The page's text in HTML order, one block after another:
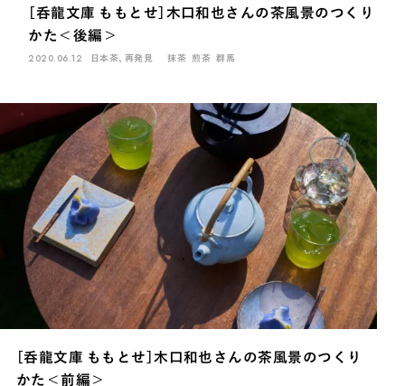
INTERVIEW
Ocha SURU? Lab.
PAUSE & INSPIRE
ファーストプレイスで、お茶を
COLUMN
COLOURS BY CHAGOCORO
ハーブティー 白葉茶 玉露 茎茶 碾茶 中国茶 粉茶
烏龍茶 ミルクティー かぶせ茶
長野 埼玉 大阪 千葉 静岡 東京 滋賀 北海道
新潟 神奈川 群馬 茨城 熊本 島根 福岡
岐阜 愛知 三重 鹿児島 長崎 京都 山梨 石川
香川 岡山 広島
［呑龍文庫 ももとせ］木口和也さんの茶風景のつくり
かた＜後編＞
2020.06.12 日本茶、再発見 抹茶 煎茶 群馬
［呑龍文庫 ももとせ］木口和也さんの茶風景のつくり
かた＜前編＞